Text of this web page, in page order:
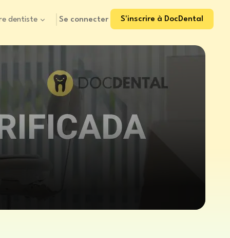
dentiste Se connecter S'inscrire à DocDental